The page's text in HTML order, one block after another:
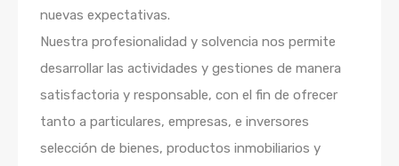
nuevas expectativas.
Nuestra profesionalidad y solvencia nos permite
desarrollar las actividades y gestiones de manera
satisfactoria y responsable, con el fin de ofrecer
tanto a particulares, empresas, e inversores
selección de bienes, productos inmobiliarios y